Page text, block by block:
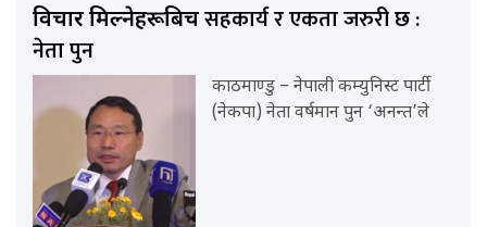
विचार मिल्नेहरूबिचसहकार्य र एकता जरुरी छ :
नेता पुन
काठमाण्डु – नेपाली कम्युनिस्ट पार्टी
(नेकपा) नेता वर्षमान पुन ‘अनन्त’ले